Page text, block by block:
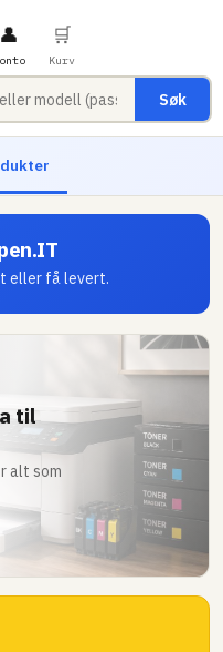
Søk
👤 🛒
Kurv
eller få levert.
til
alt som